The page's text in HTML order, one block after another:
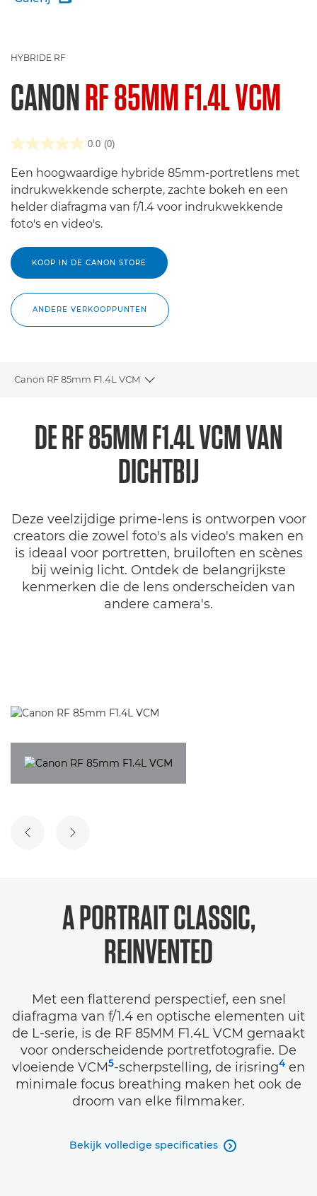
HYBRIDE RF
CANONRF 85MM F1.4L VCM
0.0 (0)
Een hoogwaardige hybride 85mm-portretlens met
indrukwekkende scherpte, zachte bokeh en een
helder diafragma van f/1.4 voor indrukwekkende
foto's en video's.
KOOP IN DE CANON STORE
ANDERE VERKOOPPUNTEN
Canon RF 85mm F1.4L VCM
Toggle breadcrumbs
Specificaties
Reviews
Support
ANDERE VERKOOPPUNTEN
DE RF 85MM F1.4L VCM VAN
DICHTBIJ
Deze veelzijdige prime-lens is ontworpen voor
creators die zowel foto's als video's maken en
is ideaal voor portretten, bruiloften en scènes
bij weinig licht. Ontdek de belangrijkste
kenmerken die de lens onderscheiden van
andere camera's.
VORIGE DIAVOLGENDE DIA
A PORTRAIT CLASSIC,
REINVENTED
Met een flatterend perspectief, een snel
diafragma van f/1.4 en optische elementen uit
de L-serie, is de RF 85MM F1.4L VCM gemaakt
voor onderscheidende portretfotografie. De
vloeiende VCM5-scherpstelling, de irisring4 en
minimale focus breathing maken het ook de
droom van elke filmmaker.
Bekijk volledige specificaties 